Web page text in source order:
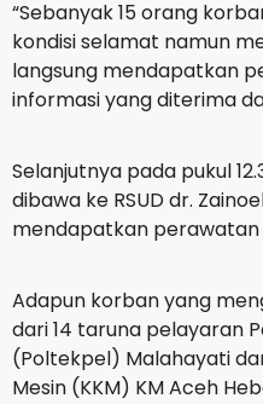
“Sebanyak 15 orang
kondisi selamat namun
langsung mendapatkan
informasi yang diterima
Selanjutnya pada pukul
dibawa ke RSUD dr.
mendapatkan perawatan
Adapun korban yang
dari 14 taruna pelayaran
(Poltekpel) Malahayati
Mesin (KKM) KM Aceh